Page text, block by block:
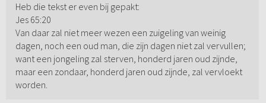
Heb die tekst er even bij gepakt:
Jes 65:20
Van daar zal niet meer wezen een zuigeling van weinig
dagen, noch een oud man, die zijn dagen niet zal vervullen;
want een jongeling zal sterven, honderd jaren oud zijnde,
maar een zondaar, honderd jaren oud zijnde, zal vervloekt
worden.